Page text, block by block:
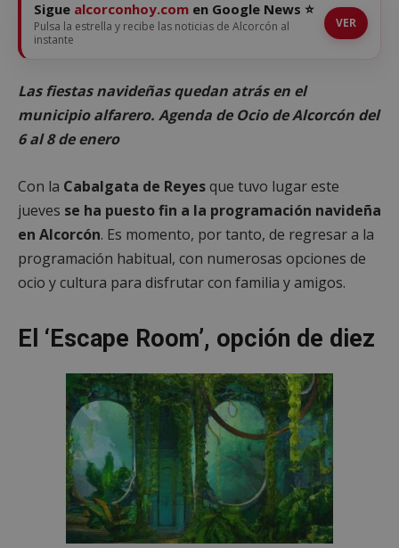
Sigue alcorconhoy.com en Google News ⭐
Pulsa la estrella y recibe las noticias de Alcorcón al
instante
VER
Las fiestas navideñas quedan atrás en el
municipio alfarero. Agenda de Ocio de Alcorcón del
6 al 8 de enero
Con la Cabalgata de Reyesque tuvo lugar este
jueves se ha puesto fin a la programación navideña
en Alcorcón. Es momento, por tanto, de regresar a la
programación habitual, con numerosas opciones de
ocio y cultura para disfrutar con familia y amigos.
El ‘Escape Room’, opción de diez